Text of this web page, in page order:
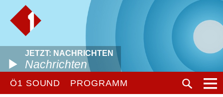
JETZT: NACHRICHTEN
Nachrichten
Ö1 SOUND PROGRAMM